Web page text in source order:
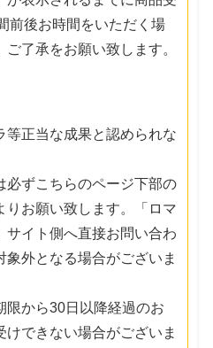
前後お時間をいただく場
了承をお願い致します。
正当な成果と認められな
ずこちらのページ下部の
りお願い致します。「ロマ
サイト側へ直接お問い合わ
外となる場合がございま
から30日以降経過のお
けできない場合がございま